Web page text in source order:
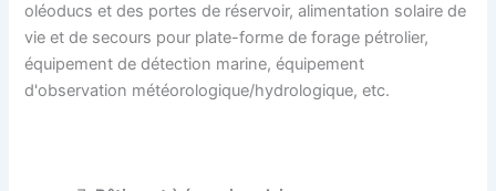
oléoducs et des portes de réservoir, alimentation solaire de
vie et de secours pour plate-forme de forage pétrolier,
équipement de détection marine, équipement
d'observation météorologique/hydrologique, etc.